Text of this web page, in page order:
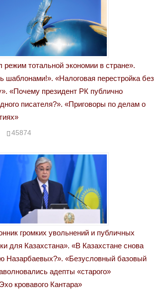
режим тотальной экономии в стране».
шаблонами!». «Налоговая перестройка без
«Почему президент РК публично
писателя?». «Приговоры по делам о
45874
громких увольнений и публичных
для Казахстана». «В Казахстане снова
Назарбаевых?». «Безусловный базовый
адепты «старого»
кровавого Кантара»